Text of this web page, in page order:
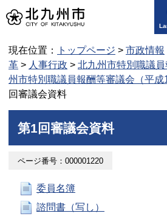
現在位置： トップページ > 市政情報
革 > 人事行政 > 北九州市特別職議
州市特別職議員報酬等審議会（平成
回審議会資料
第1回審議会資料
ページ番号：000001220
委員名簿
諮問書（写し）